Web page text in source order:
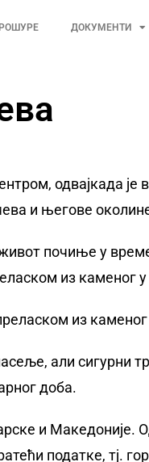
ДОКУМЕНТИ
одвајкада је
и његове
почиње у
из каменог
из
насеље, али
доба.
и Македоније.
податке, тј.